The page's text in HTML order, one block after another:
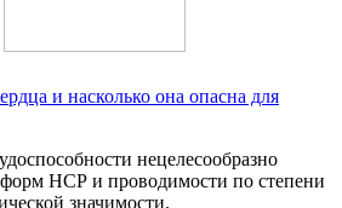
и насколько она опасна для
нецелесообразно
форм НСР и проводимости по степени
значимости.